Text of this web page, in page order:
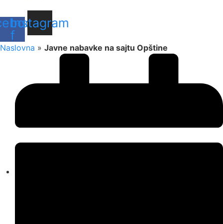
f
Instagram
Naslovna » Javne nabavke na sajtu Opštine